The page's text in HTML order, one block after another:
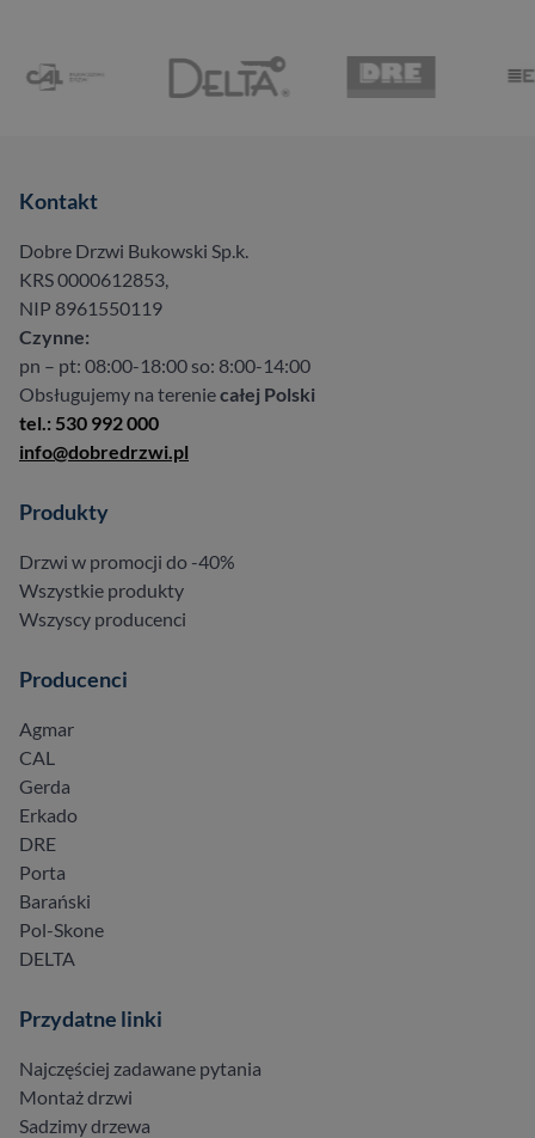
Kontakt
Dobre Drzwi Bukowski Sp.k.
KRS 0000612853,
NIP 8961550119
Czynne:
pn – pt: 08:00-18:00 so: 8:00-14:00
Obsługujemy na tereniecałej Polski
tel.: 530 992 000
info@dobredrzwi.pl
Produkty
Drzwi w promocji do -40%
Wszystkie produkty
Wszyscy producenci
Producenci
Agmar
CAL
Gerda
Erkado
DRE
Porta
Barański
Pol-Skone
DELTA
Przydatne linki
Najczęściej zadawane pytania
Montaż drzwi
Sadzimy drzewa